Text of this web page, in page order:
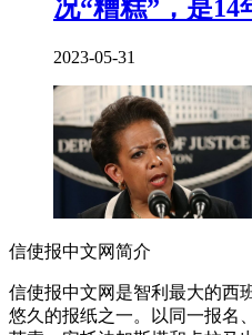
况“糟糕”，是14
2023-05-31
信使报中文网简介
信使报中文网是智利最大的西
悠久的报纸之一。以同一报名